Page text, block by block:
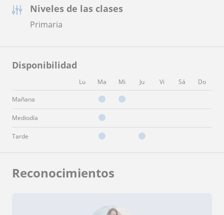
Niveles de las clases
Primaria
Disponibilidad
Lu Ma Mi Ju Vi Sá Do
Mañana
Mediodía
Tarde
Reconocimientos